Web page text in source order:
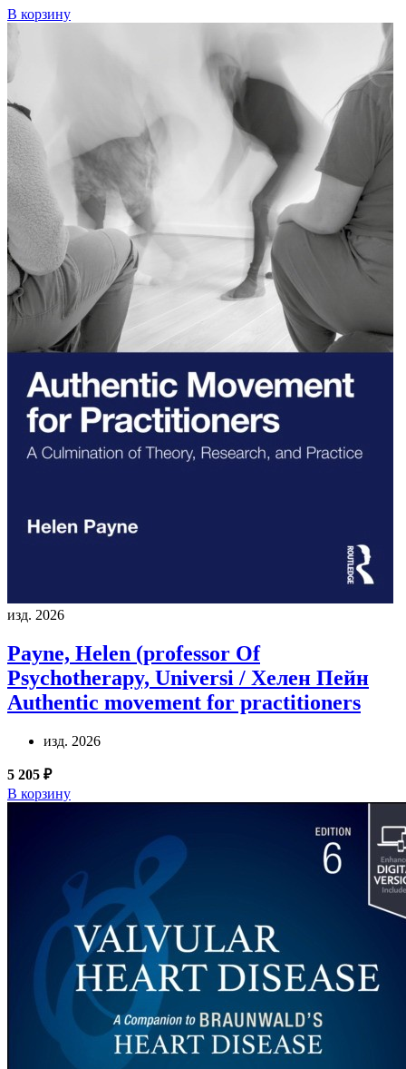
В корзину
изд. 2026
Payne, Helen (professor Of
Psychotherapy, Universi / Хелен Пейн
Authentic movement for practitioners
изд. 2026
5 205 ₽
В корзину